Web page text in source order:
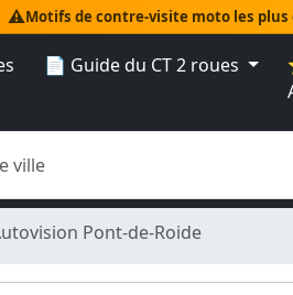
⚠️Motifs de contre-visite moto les
📄 Guide du CT 2 roues
Pont-de-Roide